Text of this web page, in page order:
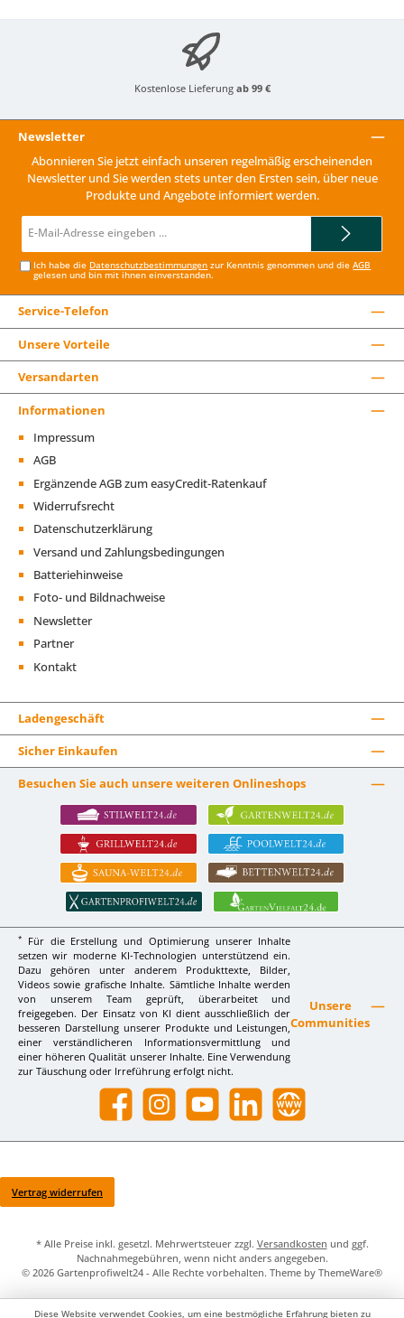
Kostenlose Lieferung ab 99 €
Newsletter
Abonnieren Sie jetzt einfach unseren regelmäßig erscheinenden
Newsletter und Sie werden stets unter den Ersten sein, über neue
Produkte und Angebote informiert werden.
Mail-
Ich habe die Datenschutzbestimmungen zur Kenntnis genommen und dieAGB
gelesen und bin mit ihnen einverstanden.
Service-Telefon
Unsere Vorteile
Versandarten
Informationen
Impressum
AGB
Ergänzende AGB zum easyCredit-Ratenkauf
Widerrufsrecht
Datenschutzerklärung
Versand und Zahlungsbedingungen
Batteriehinweise
Foto- und Bildnachweise
Newsletter
Partner
Kontakt
Ladengeschäft
Sicher Einkaufen
Besuchen Sie auch unsere weiteren Onlineshops
*
Für die Erstellung und Optimierung unserer Inhalte
setzen wir moderne KI-Technologien unterstützend ein.
Dazu gehören unter anderem Produkttexte, Bilder,
Videos sowie grafische Inhalte. Sämtliche Inhalte werden
von unserem Team geprüft, überarbeitet und
freigegeben. Der Einsatz von KI dient ausschließlich der
besseren Darstellung unserer Produkte und Leistungen,
einer verständlicheren Informationsvermittlung und
einer höheren Qualität unserer Inhalte. Eine Verwendung
zur Täuschung oder Irreführung erfolgt nicht.
Unsere
Communities
Facebook InstagramYouTube LinkedIn Website
Vertrag widerrufen
* Alle Preise inkl. gesetzl. Mehrwertsteuer zzgl. Versandkosten und ggf.
Nachnahmegebühren, wenn nicht anders angegeben.
© 2026 Gartenprofiwelt24 - Alle Rechte vorbehalten. Theme by ThemeWare®
Diese Website verwendet Cookies, um eine bestmögliche Erfahrung bieten zu